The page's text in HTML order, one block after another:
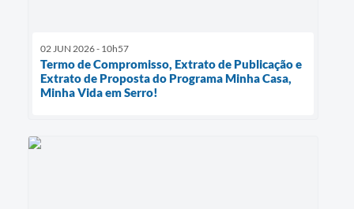
02 JUN 2026 - 10h57
Termo de Compromisso, Extrato de Publicação e
Extrato de Proposta do Programa Minha Casa,
Minha Vida em Serro!